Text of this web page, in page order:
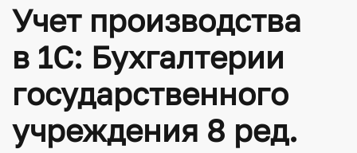
Учет производства
в 1С: Бухгалтерии
государственного
учреждения 8 ред.